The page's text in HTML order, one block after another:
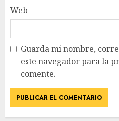
Web
Guarda mi nombre,
este navegador para la
comente.